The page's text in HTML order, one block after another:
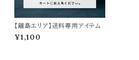
【離島エリア】送料専用アイテム
¥1,100